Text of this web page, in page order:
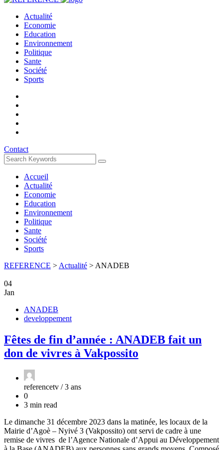
Actualité
Economie
Education
Environnement
Politique
Sante
Société
Sports
Contact
Accueil
Actualité
Economie
Education
Environnement
Politique
Sante
Société
Sports
REFERENCE > Actualité > ANADEB
04
Jan
ANADEB
developpement
Fêtes de fin d’année : ANADEB fait un
don de vivres à Vakpossito
referencetv /3 ans
0
3 min read
Le dimanche 31 décembre 2023 dans la matinée, les locaux de la
Mairie d’Agoè – Nyivé 3 (Vakpossito) ont servi de cadre à une
remise de vivres de l’Agence Nationale d’Appui au Développement